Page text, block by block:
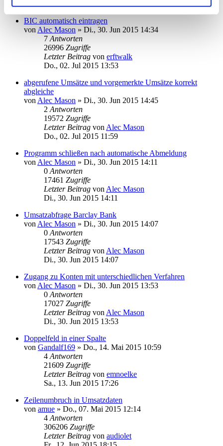
Mi., 08. Jul 2015 15:40
BIC automatisch eintragen
von Alec Mason » Di., 30. Jun 2015 14:34
7 Antworten
26996 Zugriffe
Letzter Beitrag von erftwalk
Do., 02. Jul 2015 13:53
abgerufene Umsätze und vorgemerkte Umsätze korrekt
abgleiche
von Alec Mason » Di., 30. Jun 2015 14:45
2 Antworten
19572 Zugriffe
Letzter Beitrag von Alec Mason
Do., 02. Jul 2015 11:59
Programm schließen nach automatische Abmeldung
von Alec Mason » Di., 30. Jun 2015 14:11
0 Antworten
17461 Zugriffe
Letzter Beitrag von Alec Mason
Di., 30. Jun 2015 14:11
Umsatzabfrage Barclay Bank
von Alec Mason » Di., 30. Jun 2015 14:07
0 Antworten
17543 Zugriffe
Letzter Beitrag von Alec Mason
Di., 30. Jun 2015 14:07
Zugang zu Konten mit unterschiedlichen Verfahren
von Alec Mason » Di., 30. Jun 2015 13:53
0 Antworten
17027 Zugriffe
Letzter Beitrag von Alec Mason
Di., 30. Jun 2015 13:53
Doppelfeld in einer Spalte
von Gandalf169 » Do., 14. Mai 2015 10:59
4 Antworten
21609 Zugriffe
Letzter Beitrag von emnoelke
Sa., 13. Jun 2015 17:26
Zeilenumbruch in Umsatzdaten
von amue » Do., 07. Mai 2015 12:14
4 Antworten
306206 Zugriffe
Letzter Beitrag von audiolet